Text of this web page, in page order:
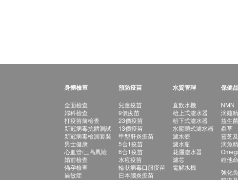
身體檢查
全面檢查
婦科檢查
打疫苗前檢查
新冠病毒抗體測試
新冠病毒檢測套裝
男士健康
心血管/三高風險
婚前檢查
備孕檢查
過敏症
預防疫苗
兒童疫苗
9價疫苗
23價疫苗
13價疫苗
甲型肝炎疫苗
5合1疫苗
6合1疫苗
水痘疫苗
輪狀病毒口服疫苗
日本腦炎疫苗
水質管理
直飲水機
枱上式濾水器
枱下式濾水器
水龍頭式濾水器
濾水壺
濾水瓶
花灑濾水器
濾芯
電解水機
保健品
NMN
滴雞精
益生菌
蟲草
靈芝
滴魚精
維他
強化